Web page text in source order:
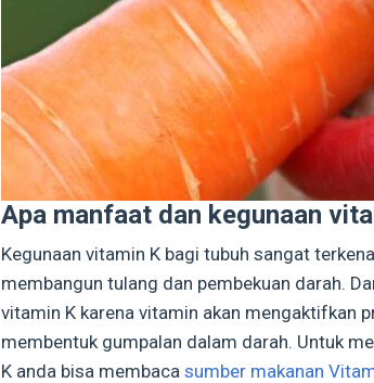
Apa manfaat dan kegunaan
Kegunaan vitamin K bagi tubuh sangat
membangun tulang dan pembekuan darah.
vitamin K karena vitamin akan mengaktifkan
membentuk gumpalan dalam darah. Untuk
K anda bisa membaca sumber makanan